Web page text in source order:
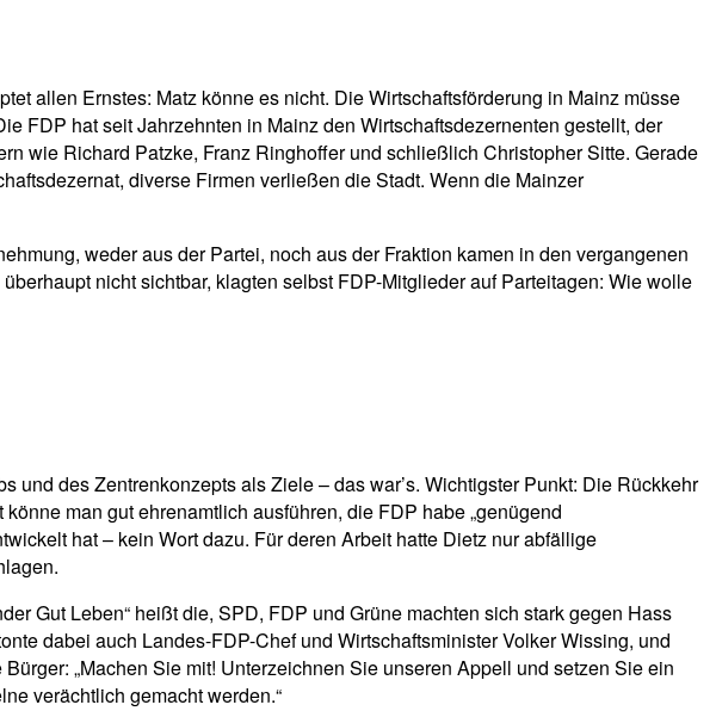
allen Ernstes: Matz könne es nicht. Die Wirtschaftsförderung in Mainz müsse
FDP hat seit Jahrzehnten in Mainz den Wirtschaftsdezernenten gestellt, der
wie Richard Patzke, Franz Ringhoffer und schließlich Christopher Sitte. Gerade
diverse Firmen verließen die Stadt. Wenn die Mainzer
weder aus der Partei, noch aus der Fraktion kamen in den vergangenen
nicht sichtbar, klagten selbst FDP-Mitglieder auf Parteitagen: Wie wolle
des Zentrenkonzepts als Ziele – das war’s. Wichtigster Punkt: Die Rückkehr
man gut ehrenamtlich ausführen, die FDP habe „genügend
hat – kein Wort dazu. Für deren Arbeit hatte Dietz nur abfällige
Gut Leben“ heißt die, SPD, FDP und Grüne machten sich stark gegen Hass
dabei auch Landes-FDP-Chef und Wirtschaftsminister Volker Wissing, und
„Machen Sie mit! Unterzeichnen Sie unseren Appell und setzen Sie ein
verächtlich gemacht werden.“